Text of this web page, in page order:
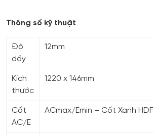
Thông số kỹ thuật
Độ
dầy
12mm
Kích
thước
1220 x 146mm
Cốt
AC/E
ACmax/Emin – Cốt Xanh HDF